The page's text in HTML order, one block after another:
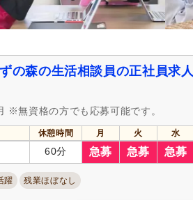
の森の生活相談員の正社員求人
※無資格の方でも応募可能です。
休憩時間 月 火 水
60分 急募 急募 急募
躍 残業ほぼなし